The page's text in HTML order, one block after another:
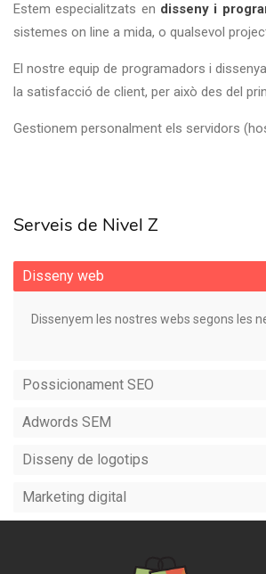
Estem especialitzats en disseny i
sistemes on line a mida, o qualsevol
El nostre equip de programadors i
la satisfacció de client, per això des del
Gestionem personalment els servidors
Serveis de Nivel Z
Disseny web
Dissenyem les nostres webs segons les
Possicionament SEO
Adwords SEM
Disseny de logotips
Marketing digital